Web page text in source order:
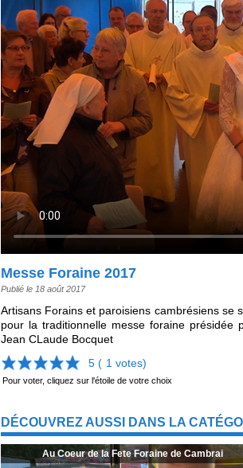
Messe Foraine 2017
Publié le 18 août 2017
Artisans Forains et paroisiens cambrésiens se
pour la traditionnelle messe foraine
Jean CLaude Bocquet
5 ( 1 votes)
Pour voter, cliquez sur l'étoile de votre choix
DÉCOUVREZ AUSSI DANS LA
Au Coeur de la Fete Foraine de Cambrai